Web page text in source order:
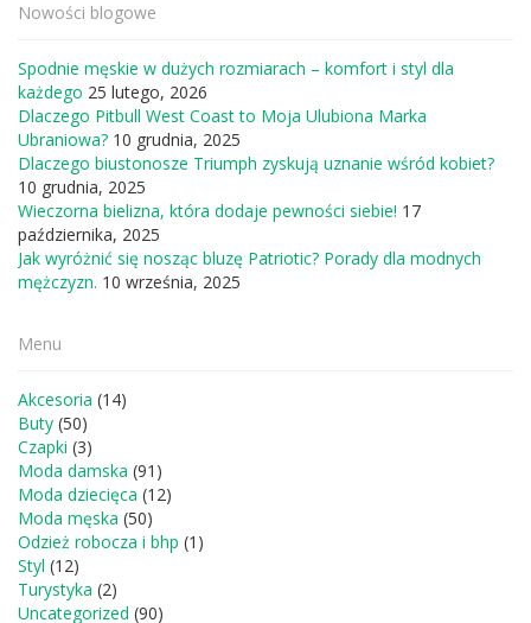
Nowości blogowe
Spodnie męskie w dużych rozmiarach – komfort i styl dla
każdego 25 lutego, 2026
Dlaczego Pitbull West Coast to Moja Ulubiona Marka
Ubraniowa? 10 grudnia, 2025
Dlaczego biustonosze Triumph zyskują uznanie wśród kobiet?
10 grudnia, 2025
Wieczorna bielizna, która dodaje pewności siebie! 17
października, 2025
Jak wyróżnić się nosząc bluzę Patriotic? Porady dla modnych
mężczyzn. 10 września, 2025
Menu
Akcesoria (14)
Buty (50)
Czapki (3)
Moda damska (91)
Moda dziecięca (12)
Moda męska (50)
Odzież robocza i bhp (1)
Styl (12)
Turystyka (2)
Uncategorized (90)